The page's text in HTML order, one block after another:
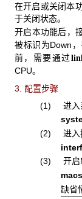
在开启或关闭本
于关闭状态。
开启本功能后，
被标识为Down
前，需要通过
CPU。
3. 配置步骤
(1) 进入
(2) 进入
(3) 开启
缺省